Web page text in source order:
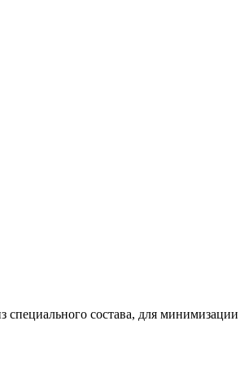
состава, для